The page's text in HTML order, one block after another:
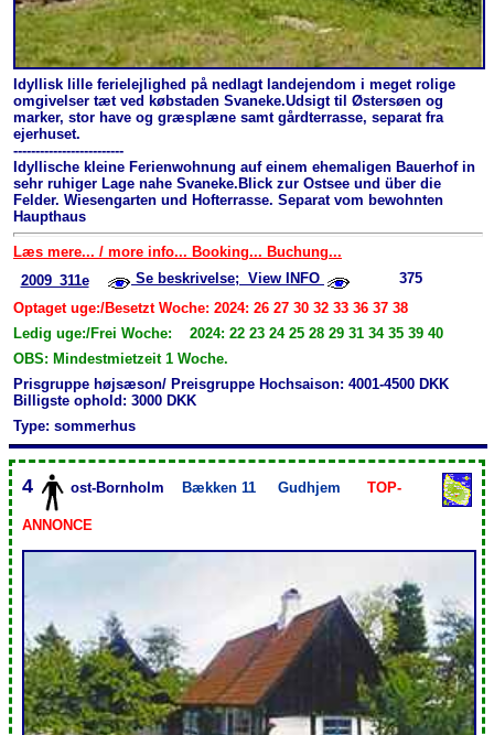
Idyllisk lille ferielejlighed på nedlagt landejendom i meget rolige
omgivelser tæt ved købstaden Svaneke.Udsigt til Østersøen og
marker, stor have og græsplæne samt gårdterrasse, separat fra
ejerhuset.
-------------------------
Idyllische kleine Ferienwohnung auf einem ehemaligen Bauerhof in
sehr ruhiger Lage nahe Svaneke.Blick zur Ostsee und über die
Felder. Wiesengarten und Hofterrasse. Separat vom bewohnten
Haupthaus
Læs mere... / more info... Booking... Buchung...
2009_311e
Se beskrivelse; View INFO
375
Optaget uge:/Besetzt Woche: 2024: 26 27 30 32 33 36 37 38
Ledig uge:/Frei Woche: 2024: 22 23 24 25 28 29 31 34 35 39 40
OBS: Mindestmietzeit 1 Woche.
Prisgruppe højsæson/ Preisgruppe Hochsaison: 4001-4500 DKK
Billigste ophold: 3000 DKK
Type: sommerhus
4 ost-Bornholm Bækken 11 Gudhjem TOP-
ANNONCE